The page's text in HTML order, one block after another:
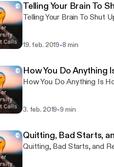
Telling Your Brain To
Telling Your Brain To Shut
19. feb. 2019-8 min
How You Do Anything
How You Do Anything Is
3. feb. 2019-9 min
Quitting, Bad Starts,
Quitting, Bad Starts, and